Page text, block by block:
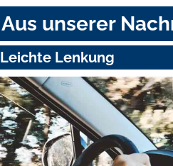
Aus unserer
Leichte Lenkung